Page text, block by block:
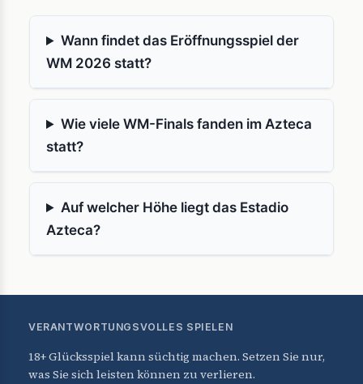
Wann findet das Eröffnungsspiel der
WM 2026 statt?
Wie viele WM-Finals fanden im Azteca
statt?
Auf welcher Höhe liegt das Estadio
Azteca?
VERANTWORTUNGSVOLLES SPIELEN
18+ Glücksspiel kann süchtig machen. Setzen Sie nur,
was Sie sich leisten können zu verlieren.